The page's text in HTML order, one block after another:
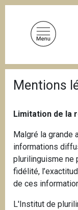
r
e
d
c
u
m
b
Mentions
Limitation de la
Malgré la grande
informations
plurilinguisme ne
fidélité,
de ces
L'Institut de